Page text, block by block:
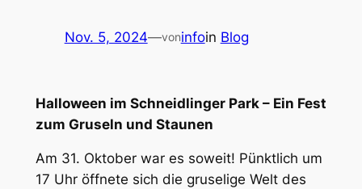
Nov. 5, 2024—voninfoin Blog
Halloween im Schneidlinger Park – Ein Fest
zum Gruseln und Staunen
Am 31. Oktober war es soweit! Pünktlich um
17 Uhr öffnete sich die gruselige Welt des